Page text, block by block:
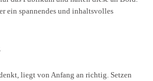
ein spannendes und inhaltsvolles
liegt von Anfang an richtig. Setzen